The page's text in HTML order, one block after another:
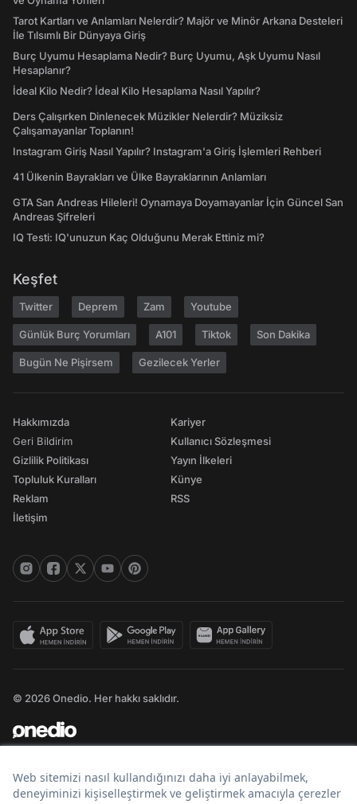
Tarot Kartları ve Anlamları Nelerdir? Majör ve Minör Arkana Desteleri
İle Tılsımlı Bir Dünyaya Giriş
Burç Uyumu Hesaplama Nedir? Burç Uyumu, Aşk Uyumu Nasıl
Hesaplanır?
İdeal Kilo Nedir? İdeal Kilo Hesaplama Nasıl Yapılır?
Ders Çalışırken Dinlenecek Müzikler Nelerdir? Müziksiz
Çalışamayanlar Toplanın!
Instagram Giriş Nasıl Yapılır? Instagram'a Giriş İşlemleri Rehberi
41 Ülkenin Bayrakları ve Ülke Bayraklarının Anlamları
GTA San Andreas Hileleri! Oynamaya Doyamayanlar İçin Güncel San
Andreas Şifreleri
IQ Testi: IQ'unuzun Kaç Olduğunu Merak Ettiniz mi?
Keşfet
Twitter Deprem Zam Youtube
Günlük Burç Yorumları A101 Tiktok Son Dakika
Bugün Ne Pişirsem Gezilecek Yerler
Hakkımızda
Geri Bildirim
Gizlilik Politikası
Topluluk Kuralları
Reklam
İletişim
Kariyer
Kullanıcı Sözleşmesi
Yayın İlkeleri
Künye
RSS
© 2026 Onedio. Her hakkı saklıdır.
Bir markasıdır.